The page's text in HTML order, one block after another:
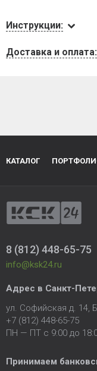
Инструкции:
Доставка и оплата:
КАТАЛОГ
8 (812) 448-65-75
info@ksk24.ru
Адрес в Санкт-
ул. Софийская д. 14,
+7 (812) 448-65-75
ПН — ПТ с 9:00 до
Принимаем